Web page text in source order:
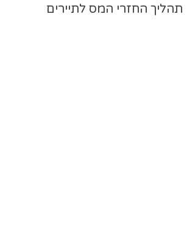
תהליך החזרי המס לתיירים